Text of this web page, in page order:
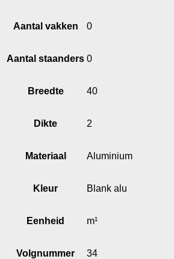
Aantal vakken 0
Aantal staanders 0
Breedte 40
Dikte 2
Materiaal Aluminium
Kleur Blank alu
Eenheid m¹
Volgnummer 34